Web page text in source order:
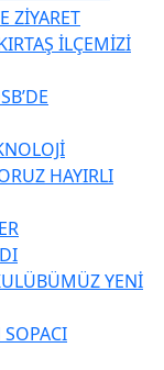
ZİYARET
İLÇEMİZİ
HAYIRLI
YENİ